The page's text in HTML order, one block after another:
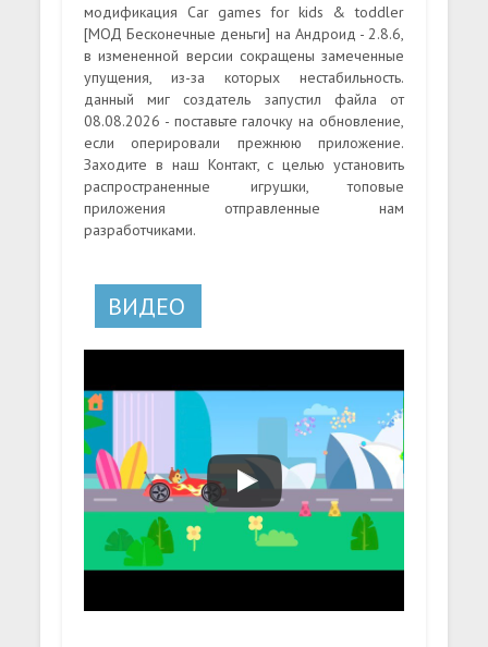
модификация Car games for kids & toddler
[МОД Бесконечные деньги] на Андроид - 2.8.6,
в измененной версии сокращены замеченные
упущения, из-за которых нестабильность.
данный миг создатель запустил файла от
08.08.2026 - поставьте галочку на обновление,
если оперировали прежнюю приложение.
Заходите в наш Контакт, с целью установить
распространенные игрушки, топовые
приложения отправленные нам
разработчиками.
ВИДЕО